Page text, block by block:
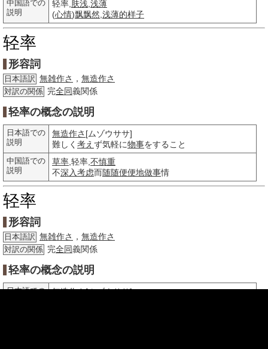
中国語での
説明
轻率, 肤浅 浅薄
(心情)飘飘然 浅薄的样子
轻率
形容詞
日本語訳 無雑作さ ， 無造作さ
対訳の関係 完全同義関係
轻率の概念の説明
日本語での
説明
無造作さ [ムゾウササ]
難しく 考え ず気軽に物事をすること
中国語での
説明
草率 ,轻率, 不慎重
不深入考虑而随随便便地做事情
轻率
形容詞
日本語訳 無雑作さ ， 無造作さ
対訳の関係 完全同義関係
轻率の概念の説明
日本語での
無造作さ[ムゾウササ]